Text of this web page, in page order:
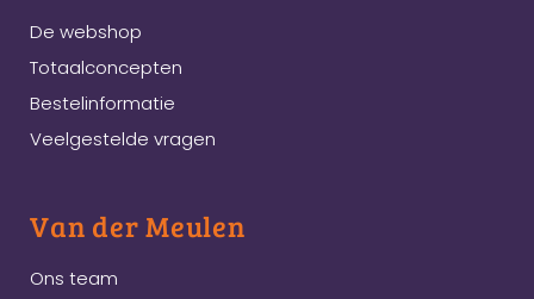
De webshop
Totaalconcepten
Bestelinformatie
Veelgestelde vragen
Van der Meulen
Ons team